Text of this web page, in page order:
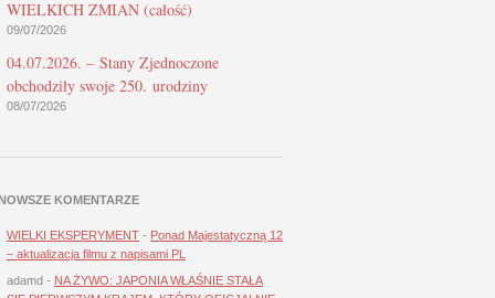
WIELKICH ZMIAN (całość)
09/07/2026
04.07.2026. – Stany Zjednoczone
obchodziły swoje 250. urodziny
08/07/2026
KOMENTARZE
WIELKI EKSPERYMENT - Ponad Majestatyczną 12
– aktualizacja filmu z napisami PL
adamd - NA ŻYWO: JAPONIA WŁAŚNIE STAŁA